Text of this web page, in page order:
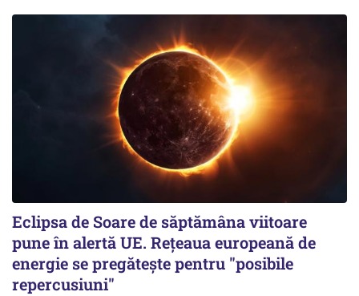
Eclipsa de Soare de săptămâna viitoare
pune în alertă UE. Rețeaua europeană de
energie se pregătește pentru "posibile
repercusiuni"